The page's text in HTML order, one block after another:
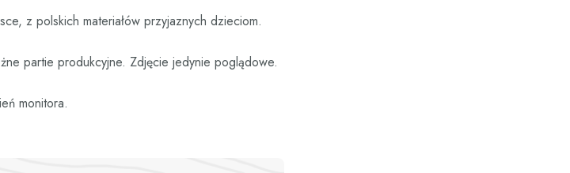
z polskich materiałów przyjaznych dzieciom.
partie produkcyjne. Zdjęcie jedynie poglądowe.
monitora.